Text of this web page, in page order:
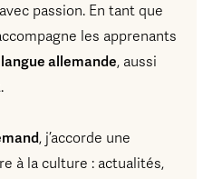
avec passion. En tant que
les apprenants
langue allemande, aussi
, j’accorde une
à la culture : actualités,